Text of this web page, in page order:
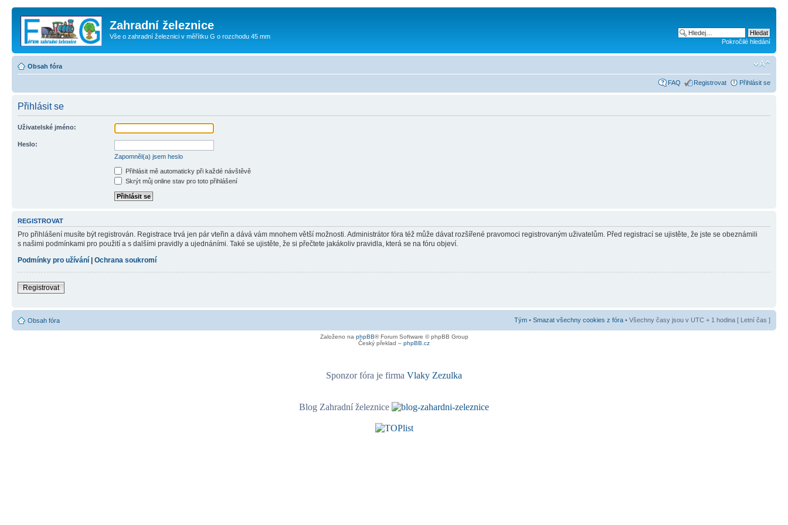
Zahradní železnice
Vše o zahradní železnici v měřítku G o rozchodu 45 mm
Pokročilé hledání
Obsah fóra
FAQ Registrovat Přihlásit se
Přihlásit se
Uživatelské jméno:
Heslo:
Zapomněl(a) jsem heslo
Přihlásit mě automaticky při každé návštěvě
Skrýt můj online stav pro toto přihlášení
REGISTROVAT
Pro přihlášení musíte být registrován. Registrace trvá jen pár vteřin a dává vám mnohem větší možnosti. Administrátor fóra též může dávat rozšířené pravomoci registrovaným uživatelům. Před registrací se ujistěte, že jste se obeznámili
s našimi podmínkami pro použití a s dalšími pravidly a ujednáními. Také se ujistěte, že si přečtete jakákoliv pravidla, která se na fóru objeví.
Podmínky pro užívání
Ochrana soukromí
Registrovat
Obsah fóra Tým • Smazat všechny cookies z fóra • Všechny časy jsou v UTC + 1 hodina [ Letní čas ]
Založeno na phpBB® Forum Software © phpBB Group
Český překlad – phpBB.cz
Sponzor fóra je firma Vlaky Zezulka
Blog Zahradní železnice